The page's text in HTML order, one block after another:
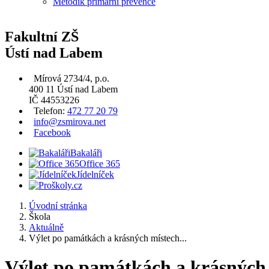
Fakultní ZŠ
Ústí nad Labem
Mírová 2734/4, p.o.
400 11 Ústí nad Labem
IČ 44553226
Telefon: 472 77 20 79
info@zsmirova.net
Facebook
Bakaláři
Office 365
Jídelníček
Úvodní stránka
Škola
Aktuálně
Výlet po památkách a krásných místech...